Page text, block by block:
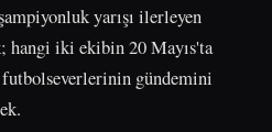
yarışı ilerleyen
hangi iki ekibin 20 Mayıs'ta
futbolseverlerinin gündemini